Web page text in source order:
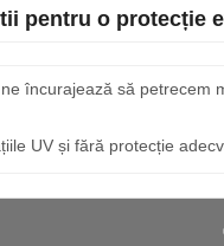
pentru o protecție
încurajează să petrecem
UV și fără protecție